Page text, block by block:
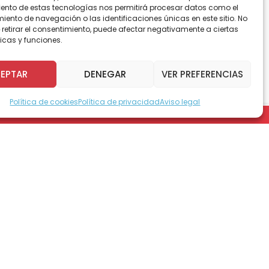
de estas tecnologías nos permitirá procesar datos como el
de navegación o las identificaciones únicas en este sitio. No
el consentimiento, puede afectar negativamente a ciertas
y funciones.
DENEGAR VER PREFERENCIAS
Política de cookiesPolítica de privacidadAviso legal
del Trabajo,
laborales que, ejecutado a través del
pacientes, personas cuidadoras y usuarias
un convenio entre la Unidad Laboral de